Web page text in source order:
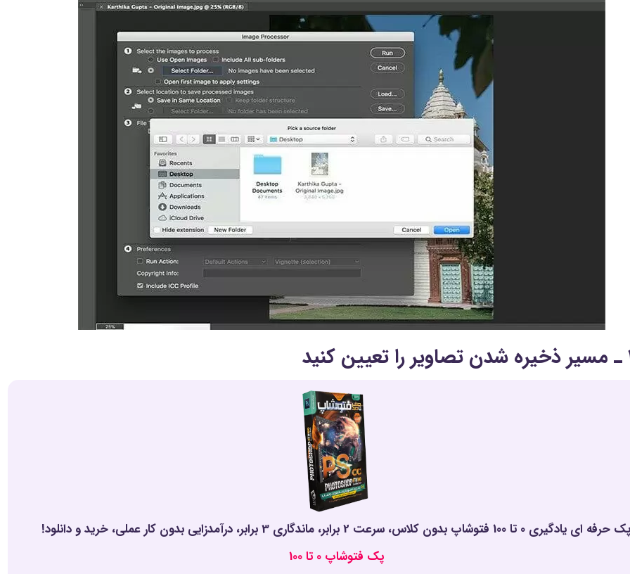
پک حرفه ای یادگیری 0 تا 100 فتوشاپ بدون کلاس، سرعت 2 برابر، ماندگاری 3 برابر، درآمدزایی بدون کار عملی، خرید و دانلود!
پک فتوشاپ 0 تا 100